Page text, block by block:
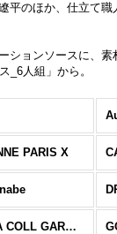
のほか、仕立て
ョンソースに、
_6人組」から。
PARIS X
GABRIELA COLL GARMENTS